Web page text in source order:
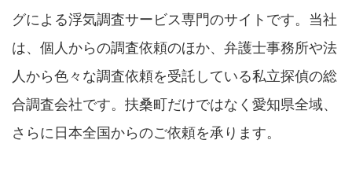
グによる浮気調査サービス専門のサイトです。当社
は、個人からの調査依頼のほか、弁護士事務所や法
人から色々な調査依頼を受託している私立探偵の総
合調査会社です。扶桑町だけではなく愛知県全域、
さらに日本全国からのご依頼を承ります。